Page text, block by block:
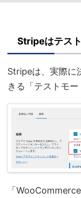
Stripeはテス
Stripeは、実際に
きる「テストモー
「